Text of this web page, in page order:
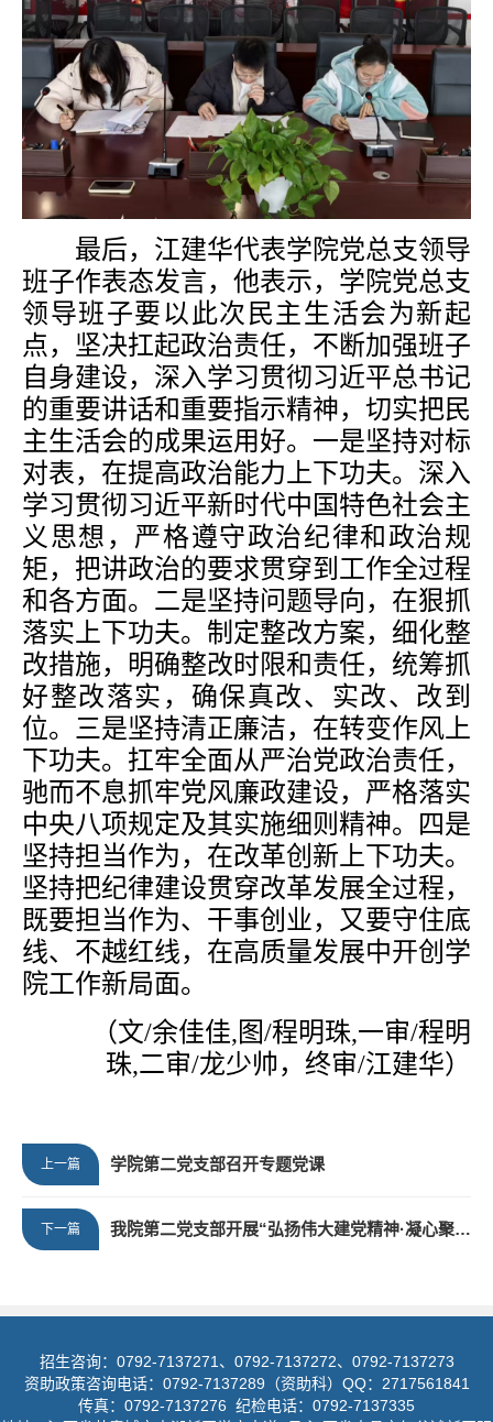
最后，江建华代表学院党总支领导
班子作表态发言，他表示，学院党总支
领导班子要以此次民主生活会为新起
点，坚决扛起政治责任，不断加强班子
自身建设，深入学习贯彻习近平总书记
的重要讲话和重要指示精神，切实把民
主生活会的成果运用好。一是坚持对标
对表，在提高政治能力上下功夫。深入
学习贯彻习近平新时代中国特色社会主
义思想，严格遵守政治纪律和政治规
矩，把讲政治的要求贯穿到工作全过程
和各方面。二是坚持问题导向，在狠抓
落实上下功夫。制定整改方案，细化整
改措施，明确整改时限和责任，统筹抓
好整改落实，确保真改、实改、改到
位。三是坚持清正廉洁，在转变作风上
下功夫。扛牢全面从严治党政治责任，
驰而不息抓牢党风廉政建设，严格落实
中央八项规定及其实施细则精神。四是
坚持担当作为，在改革创新上下功夫。
坚持把纪律建设贯穿改革发展全过程，
既要担当作为、干事创业，又要守住底
线、不越红线，在高质量发展中开创学
院工作新局面。
（文/余佳佳,图/程明珠,一审/程明
珠,二审/龙少帅， 终审/江建华）
上一篇 学院第二党支部召开专题党课
下一篇 我院第二党支部开展“弘扬伟大建党精神·凝心聚力奋进新征程”七月主题党日活动
招生咨询：0792-7137271、0792-7137272、0792-7137273
资助政策咨询电话：0792-7137289（资助科）QQ：2717561841
传真：0792-7137276 纪检电话：0792-7137335